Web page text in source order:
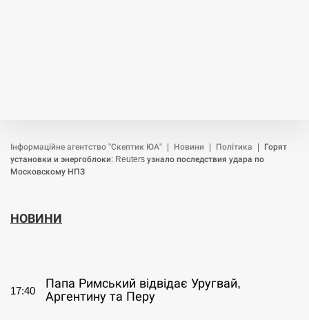
Інформаційне агентство "Скептик ЮА" Новини Політика
Горят
установки и энергоблоки: Reuters узнало последствия удара по
Московскому НПЗ
НОВИНИ
17:40
Папа Римський відвідає Уругвай,
Аргентину та Перу